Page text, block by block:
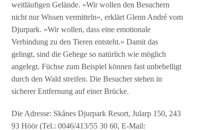
weitläufigen Gelände. «Wir wollen den Besuchern
nicht nur Wissen vermitteln», erklärt Glenn André vom
Djurpark. «Wir wollen, dass eine emotionale
Verbindung zu den Tieren entsteht.» Damit das
gelingt, sind die Gehege so natürlich wie möglich
angelegt. Füchse zum Beispiel können fast unbehelligt
durch den Wald streifen. Die Besucher stehen in
sicherer Entfernung auf einer Brücke.
Die Adresse: Skånes Djurpark Resort, Jularp 150, 243
93 Höör (Tel.: 0046/413/55 30 60, E-Mail: